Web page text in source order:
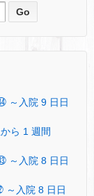
～入院 9 日日
ら 1 週間
～入院 8 日日
～入院 8 日日